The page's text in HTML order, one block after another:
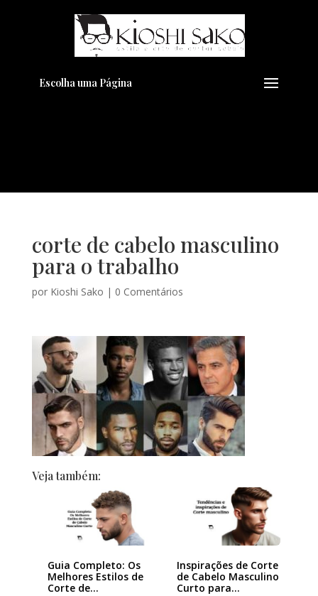
Escolha uma Página
corte de cabelo masculino
para o trabalho
por Kioshi Sako | 0 Comentários
Veja também:
Guia Completo: Os
Melhores Estilos de
Corte de…
Inspirações de Corte
de Cabelo Masculino
Curto para…
Pensando em transformar seu
Visual??